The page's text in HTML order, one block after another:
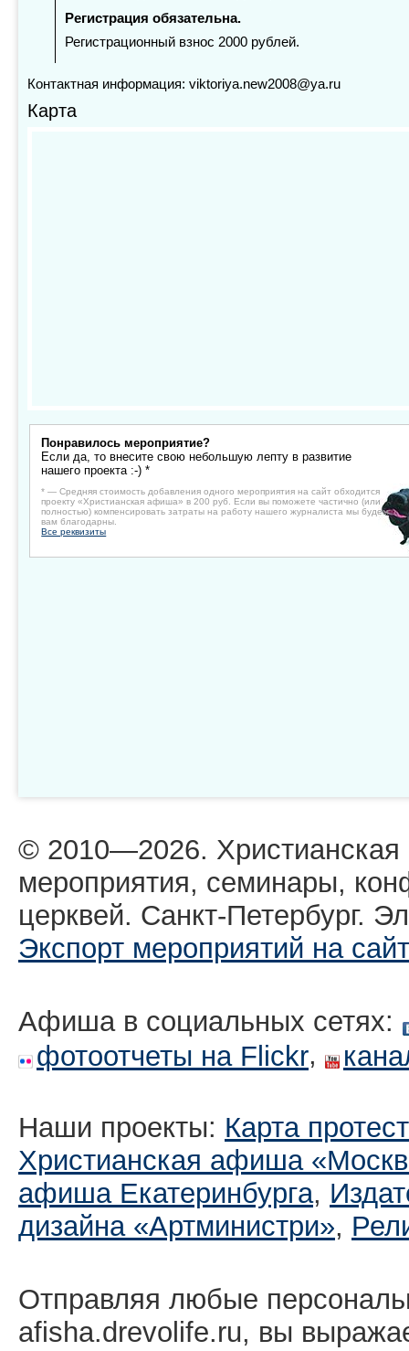
Регистрация обязательна.
Регистрационный взнос 2000 рублей.
Контактная информация: viktoriya.new2008@ya.ru
Карта
Понравилось мероприятие?
Если да, то внесите свою небольшую лепту в развитие
нашего проекта :-) *
* — Средняя стоимость добавления одного мероприятия на сайт обходится
проекту «Христианская афиша» в 200 руб. Если вы поможете частично (или
полностью) компенсировать затраты на работу нашего журналиста мы будем
вам благодарны.
Все реквизиты
© 2010—2026.
мероприятия, семинары,
церквей. Санкт-Петербург.
Экспорт мероприятий на сайт
Афиша в социальных сетях:
фотоотчеты на Flickr,
Наши проекты: Карта
Христианская афиша
афиша Екатеринбургa,
дизайна «Артминистри»,
Отправляя любые
afisha.drevolife.ru, вы